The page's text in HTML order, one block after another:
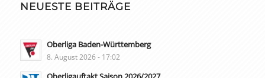
NEUESTE BEITRÄGE
Oberliga Baden-Württemberg
8. August 2026 - 17:02